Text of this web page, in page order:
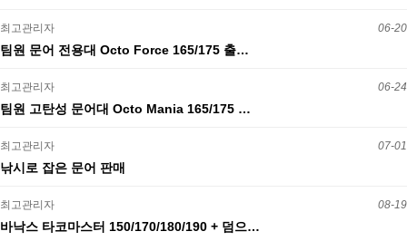
최고관리자 06-20
팀원 문어 전용대 Octo Force 165/175 출…
최고관리자 06-24
팀원 고탄성 문어대 Octo Mania 165/175 …
최고관리자 07-01
낚시로 잡은 문어 판매
최고관리자 08-19
바낙스 타코마스터 150/170/180/190 + 덤으…